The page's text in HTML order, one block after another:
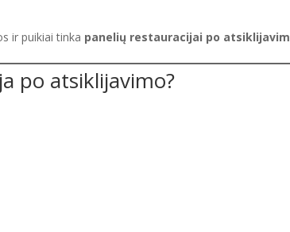
ir puikiai tinka panelių restauracijai po
po atsiklijavimo?